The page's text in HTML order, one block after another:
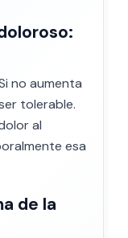
no aumenta
tolerable.
al
esa
de la